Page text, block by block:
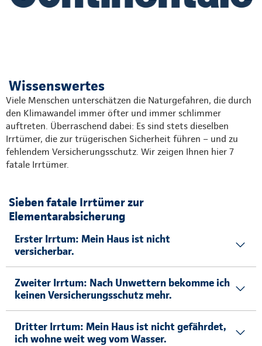
Wissenswertes
Viele Menschen unterschätzen die Naturgefahren, die durch
den Klimawandel immer öfter und immer schlimmer
auftreten. Überraschend dabei: Es sind stets dieselben
Irrtümer, die zur trügerischen Sicherheit führen – und zu
fehlendem Versicherungsschutz. Wir zeigen Ihnen hier 7
fatale Irrtümer.
Sieben fatale Irrtümer zur
Elementarabsicherung
Erster Irrtum: Mein Haus ist nicht
versicherbar.
Zweiter Irrtum: Nach Unwettern bekomme ich
keinen Versicherungsschutz mehr.
Dritter Irrtum: Mein Haus ist nicht gefährdet,
ich wohne weit weg vom Wasser.